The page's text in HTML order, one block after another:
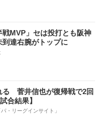
MVP」セは投打とも阪神
達右腕がトップに
る 菅井信也が復帰戦で2回
合結果】
・リーグインサイト」